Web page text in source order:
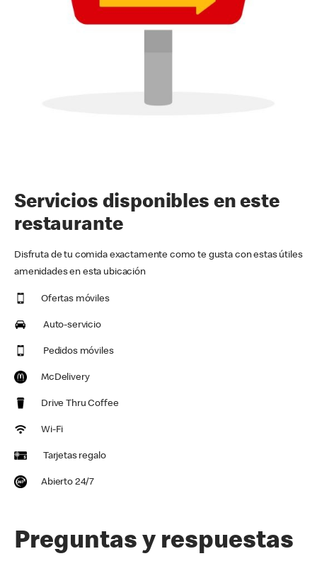
Servicios disponibles en este
restaurante
Disfruta de tu comida exactamente como te gusta con estas útiles
amenidades en esta ubicación
Ofertas móviles
Auto-servicio
Pedidos móviles
McDelivery
Drive Thru Coffee
Wi-Fi
Tarjetas regalo
Abierto 24/7
Preguntas y respuestas